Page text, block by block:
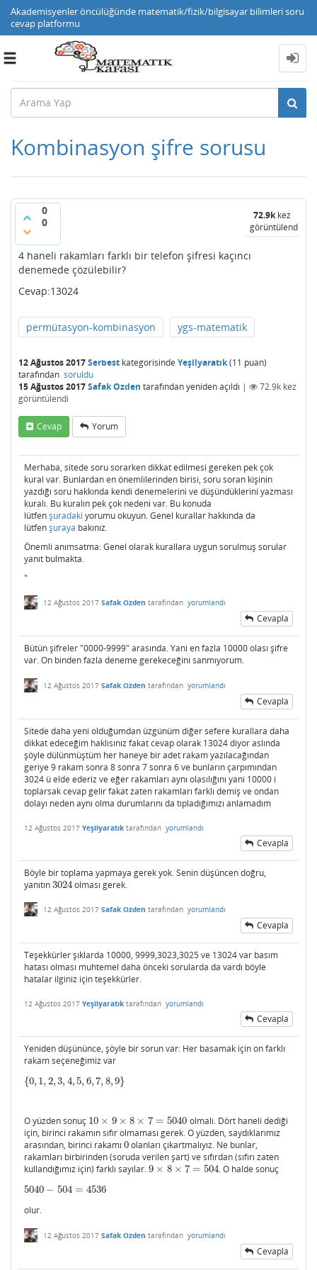
Akademisyenler öncülüğünde matematik/fizik/bilgisayar bilimleri soru
cevap platformu
Toggle
Kombinasyon şifre sorusu
0
0
72.9kkez
görüntülendi
4 haneli rakamları farklı bir telefon şifresi kaçıncı
denemede çözülebilir?
Cevap:13024
permütasyon-kombinasyon ygs-matematik
12 Ağustos 2017Serbest kategorisinde Yeşilyaratık(11 puan)
tarafından soruldu
15 Ağustos 2017Safak Ozden tarafındanyeniden açıldı | 72.9k kez
görüntülendi
Cevap Yorum
Merhaba, sitede soru sorarken dikkat edilmesi gereken pek çok
kural var. Bunlardan en önemlilerinden birisi, soru soran kişinin
yazdığı soru hakkında kendi denemelerini ve düşündüklerini yazması
kuralı. Bu kuralın pek çok nedeni var. Bu konuda
lütfenşuradaki yorumu okuyun. Genel kurallar hakkında da
lütfenşuraya bakınız.
Önemli anımsatma: Genel olarak kurallara uygun sorulmuş sorular
yanıt bulmakta.
"
12 Ağustos 2017 Safak Ozden tarafından yorumlandı
Cevapla
Bütün şifreler "0000-9999" arasında. Yani en fazla 10000 olası şifre
var. On binden fazla deneme gerekeceğini sanmıyorum.
12 Ağustos 2017 Safak Ozden tarafından yorumlandı
Cevapla
Sitede daha yeni olduğumdan üzgünüm diğer sefere kurallara daha
dikkat edeceğim haklısınız fakat cevap olarak 13024 diyor aslında
şöyle dülünmüştüm her haneye bir adet rakam yazılacağından
geriye 9 rakam sonra 8 sonra 7 sonra 6 ve bunların çarpımından
3024 ü elde ederiz ve eğer rakamları aynı olasılığını yani 10000 i
toplarsak cevap gelir fakat zaten rakamları farklı demiş ve ondan
dolayı neden aynı olma durumlarını da tıpladığımızı anlamadım
12 Ağustos 2017 Yeşilyaratık tarafından yorumlandı
Cevapla
Böyle bir toplama yapmaya gerek yok. Senin düşüncen doğru,
yanıtın3024
3024olması gerek.
12 Ağustos 2017 Safak Ozden tarafından yorumlandı
Cevapla
Teşekkürler şıklarda 10000, 9999,3023,3025 ve 13024 var basım
hatası olması muhtemel daha önceki sorularda da vardı böyle
hatalar ilginiz için teşekkürler.
12 Ağustos 2017 Yeşilyaratık tarafından yorumlandı
Cevapla
Yeniden düşününce, şöyle bir sorun var: Her basamak için on farklı
rakam seçeneğimiz var
{0, 1, 2, 3, 4, 5, 6, 7, 8,9}
{0, 1,2,3 ,4,5,6,7 ,8, 9}
O yüzden sonuç 10 × 9 × 8 × 7 = 5040
10 ×9 ×8 ×7 =5040
olmalı. Dört haneli dediği
için, birinci rakamın sıfır olmaması gerek. O yüzden, saydıklarımız
arasından, birinci rakamı 0
0olanları çıkartmalıyız. Ne bunlar,
rakamları birbirinden (soruda verilen şart) ve sıfırdan (sıfırı zaten
kullandığımız için) farklı sayılar.9 × 8 × 7 = 504
9 ×8 ×7 =504
. O halde sonuç
5040 − 504 = 4536
5040−504 =4536
olur.
12 Ağustos 2017 Safak Ozden tarafından yorumlandı
Cevapla